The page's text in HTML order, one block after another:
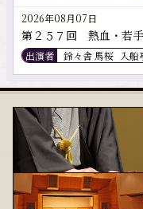
2026年08月07日
第２５７回 熱血・若
出演者 鈴々舎 馬桜 入船